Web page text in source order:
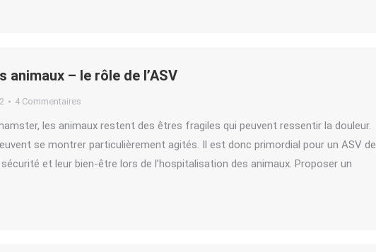
– le rôle de l’ASV
4 Commentaires
hamster, les animaux restent des êtres fragiles qui peuvent ressentir la douleur.
se montrer particulièrement agités. Il est donc primordial pour un ASV de
et leur bien-être lors de l’hospitalisation des animaux. Proposer un